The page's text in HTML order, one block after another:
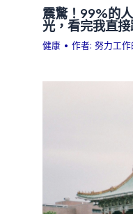
震驚！99%的
光，看完我直接
健康 • 作者:努力工作